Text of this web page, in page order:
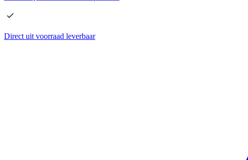
Direct uit voorraad leverbaar